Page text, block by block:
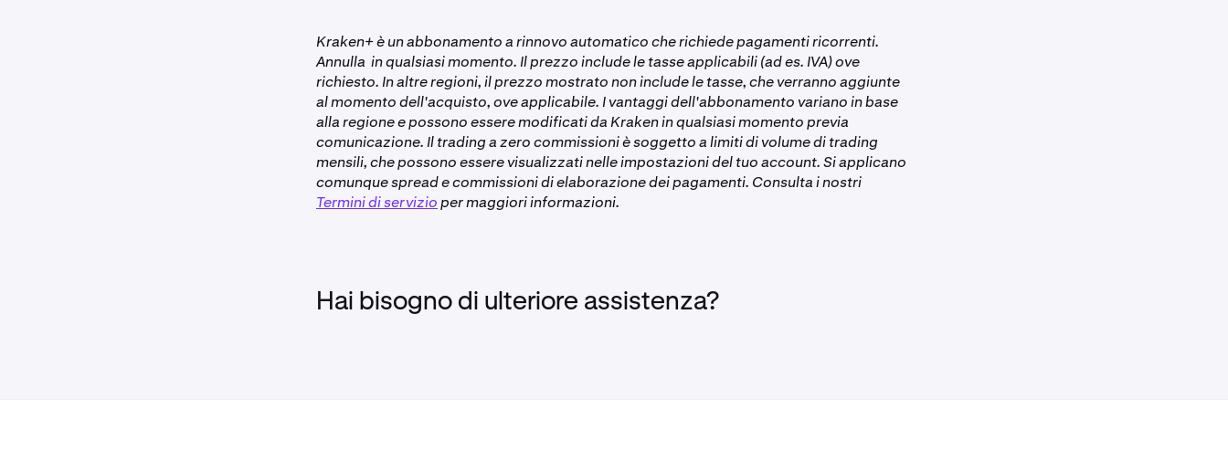
account individuale verificato per essere idoneo. Seguiquesti passaggiper essere
verificato con Kraken.
•
Il tuo abbonamento Kraken+ deve essere attivo e in regola, il che significa che non è
stato annullato ed è impostato per il rinnovo normale.
•
L'attività su Kraken Pro e sull'app Kraken Pro non è idonea.
Non disponibile per i clienti nel Regno Unito
Kraken+ è un abbonamento a rinnovo automatico che richiede pagamenti ricorrenti.
Annulla in qualsiasi momento. Il prezzo include le tasse applicabili (ad es. IVA) ove
richiesto. In altre regioni, il prezzo mostrato non include le tasse, che verranno aggiunte
al momento dell'acquisto, ove applicabile. I vantaggi dell'abbonamento variano in base
alla regione e possono essere modificati da Kraken in qualsiasi momento previa
comunicazione. Il trading a zero commissioni è soggetto a limiti di volume di trading
mensili, che possono essere visualizzati nelle impostazioni del tuo account. Si applicano
comunque spread e commissioni di elaborazione dei pagamenti. Consulta i nostri
Termini di servizioper maggiori informazioni.
Hai bisogno di ulteriore assistenza?